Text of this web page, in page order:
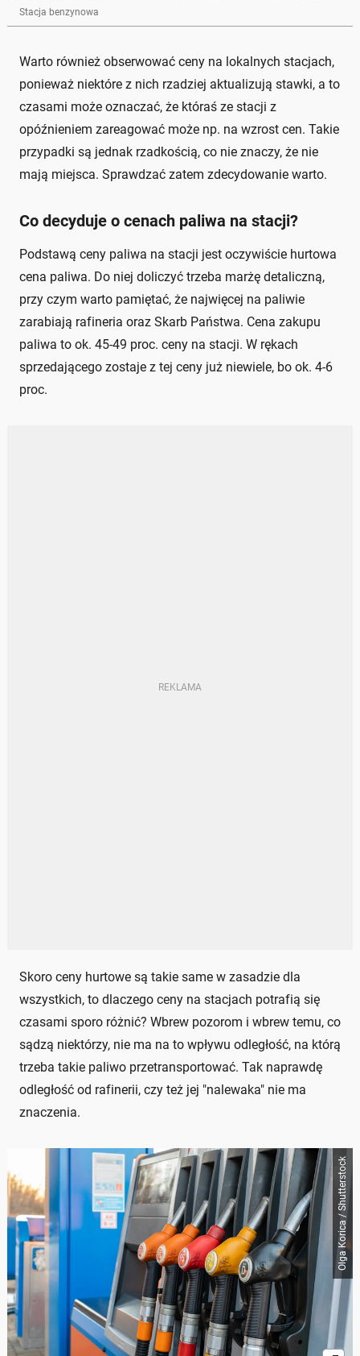
Stacja benzynowa
Warto również obserwować ceny na lokalnych stacjach,
ponieważ niektóre z nich rzadziej aktualizują stawki, a to
czasami może oznaczać, że któraś ze stacji z
opóźnieniem zareagować może np. na wzrost cen. Takie
przypadki są jednak rzadkością, co nie znaczy, że nie
mają miejsca. Sprawdzać zatem zdecydowanie warto.
Co decyduje o cenach paliwa na stacji?
Podstawą ceny paliwa na stacji jest oczywiście hurtowa
cena paliwa. Do niej doliczyć trzeba marżę detaliczną,
przy czym warto pamiętać, że najwięcej na paliwie
zarabiają rafineria oraz Skarb Państwa. Cena zakupu
paliwa to ok. 45-49 proc. ceny na stacji. W rękach
sprzedającego zostaje z tej ceny już niewiele, bo ok. 4-6
proc.
Skoro ceny hurtowe są takie same w zasadzie dla
wszystkich, to dlaczego ceny na stacjach potrafią się
czasami sporo różnić? Wbrew pozorom i wbrew temu, co
sądzą niektórzy, nie ma na to wpływu odległość, na którą
trzeba takie paliwo przetransportować. Tak naprawdę
odległość od rafinerii, czy też jej "nalewaka" nie ma
znaczenia.
Olga Korica / Shutterstock